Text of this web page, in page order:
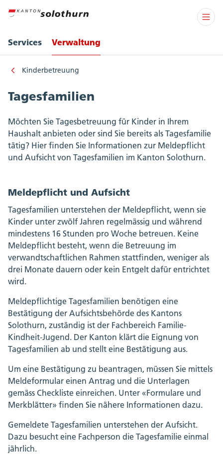
Services Verwaltung
Kinderbetreuung
Tagesfamilien
Möchten Sie Tagesbetreuung für Kinder in Ihrem
Haushalt anbieten oder sind Sie bereits als Tagesfamilie
tätig? Hier finden Sie Informationen zur Meldepflicht
und Aufsicht von Tagesfamilien im Kanton Solothurn.
Meldepflicht und Aufsicht
Tagesfamilien unterstehen der Meldepflicht, wenn sie
Kinder unter zwölf Jahren regelmässig und während
mindestens 16 Stunden pro Woche betreuen. Keine
Meldepflicht besteht, wenn die Betreuung im
verwandtschaftlichen Rahmen stattfinden, weniger als
drei Monate dauern oder kein Entgelt dafür entrichtet
wird.
Meldepflichtige Tagesfamilien benötigen eine
Bestätigung der Aufsichtsbehörde des Kantons
Solothurn, zuständig ist der Fachbereich Familie-
Kindheit-Jugend. Der Kanton klärt die Eignung von
Tagesfamilien ab und stellt eine Bestätigung aus.
Um eine Bestätigung zu beantragen, müssen Sie mittels
Meldeformular einen Antrag und die Unterlagen
gemäss Checkliste einreichen. Unter «Formulare und
Merkblätter» finden Sie nähere Informationen dazu.
Gemeldete Tagesfamilien unterstehen der Aufsicht.
Dazu besucht eine Fachperson die Tagesfamilie einmal
jährlich.